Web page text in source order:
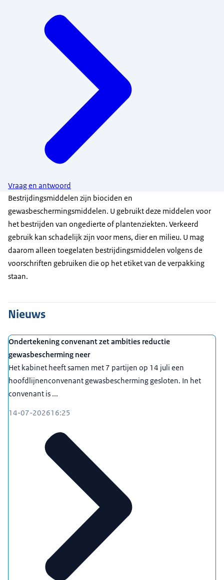
Vraag en antwoord
Bestrijdingsmiddelen zijn biociden en
gewasbeschermingsmiddelen. U gebruikt deze middelen voor
het bestrijden van ongedierte of plantenziekten. Verkeerd
gebruik kan schadelijk zijn voor mens, dier en milieu. U mag
daarom alleen toegelaten bestrijdingsmiddelen volgens de
voorschriften gebruiken die op het etiket van de verpakking
staan.
Nieuws
Ondertekening convenant zet ambities reductie
gewasbescherming neer
Het kabinet heeft samen met 7 partijen op 14 juli een
hoofdlijnenconvenant gewasbescherming gesloten. In het
convenant is ...
14-07-202616:25